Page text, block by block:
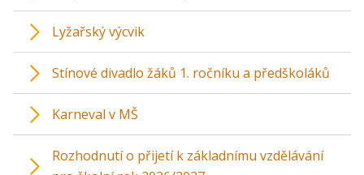
Lyžařský výcvik
Stínové divadlo žáků 1. ročníku a předškoláků
Karneval v MŠ
Rozhodnutí o přijetí k základnímu vzdělávání